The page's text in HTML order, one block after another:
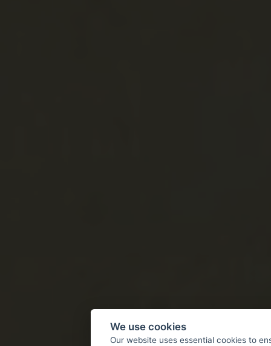
We use cookies
Our website uses essential cookies to